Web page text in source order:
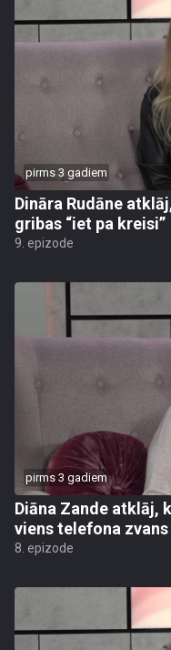
pirms 3 gadiem
Dināra Rudāne
gribas “iet pa kreisi”
9. epizode
pirms 3 gadiem
Diāna Zande atklāj,
viens telefona zvans
8. epizode